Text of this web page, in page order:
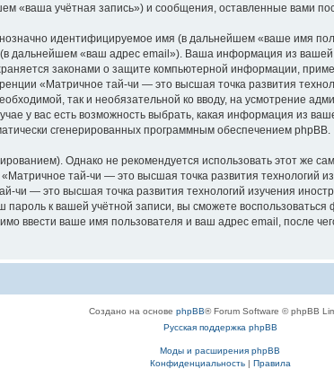
«ваша учётная запись») и сообщения, оставленные вами
идентифицируемое имя (в дальнейшем «ваше имя
дальнейшем «ваш адрес email»). Ваша информация из
законами о защите компьютерной информации,
«Матричное тай-чи — это высшая точка развития
так и необязательной ко вводу, на усмотрение
у вас есть возможность выбрать, какая информация из
сгенерированных программным обеспечением phpBB.
Однако не рекомендуется использовать этот же
тай-чи — это высшая точка развития технологий
чи — это высшая точка развития технологий изучения
к вашей учётной записи, вы сможете
ввести ваше имя пользователя и ваш адрес email, после
Создано на основе phpBB® Forum Software © phpBB
Русская поддержка phpBB
Моды и расширения phpBB
Конфиденциальность| Правила